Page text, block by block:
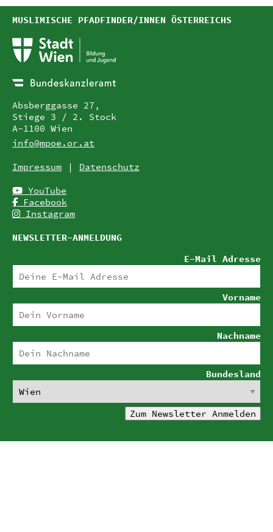
MUSLIMISCHE PFADFINDER/INNEN ÖSTERREICHS
Absberggasse 27,
Stiege 3 / 2. Stock
A-1100 Wien
info@mpoe.or.at
Impressum Datenschutz
YouTube
Facebook
Instagram
NEWSLETTER-ANMELDUNG
E-Mail Adresse
Vorname
Nachname
Bundesland